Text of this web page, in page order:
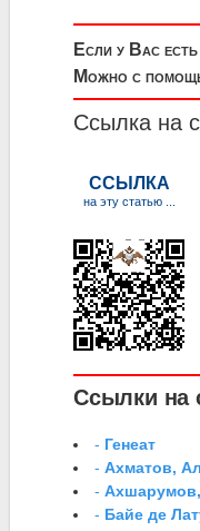
Если у Вас
Можно с
Ссылка на
Ссылки на
- Генеат
-Ахматов,
-
- Байе де